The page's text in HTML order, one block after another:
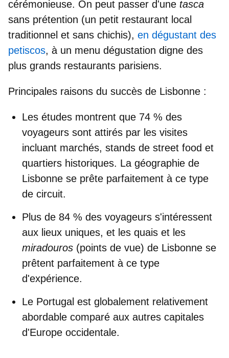
cérémonieuse. On peut passer d'une tasca
sans prétention (un petit restaurant local
traditionnel et sans chichis), en dégustant des
petiscos, à un menu dégustation digne des
plus grands restaurants parisiens.
Principales raisons du succès de Lisbonne :
Les études montrent que 74 % des
voyageurs sont attirés par les visites
incluant marchés, stands de street food et
quartiers historiques. La géographie de
Lisbonne se prête parfaitement à ce type
de circuit.
Plus de 84 % des voyageurs s'intéressent
aux lieux uniques, et les quais et les
miradouros (points de vue) de Lisbonne se
prêtent parfaitement à ce type
d'expérience.
Le Portugal est globalement relativement
abordable comparé aux autres capitales
d'Europe occidentale.